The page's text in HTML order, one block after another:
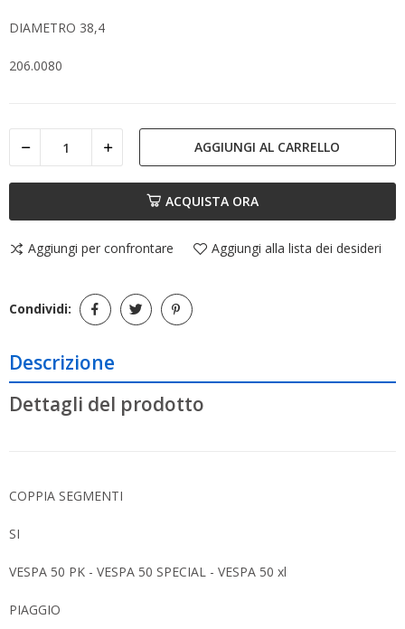
DIAMETRO 38,4
206.0080
AGGIUNGI AL CARRELLO
ACQUISTA ORA
Aggiungi per confrontare Aggiungi alla lista dei desideri
Condividi:
Descrizione
Dettagli del prodotto
COPPIA SEGMENTI
SI
VESPA 50 PK - VESPA 50 SPECIAL - VESPA 50 xl
PIAGGIO